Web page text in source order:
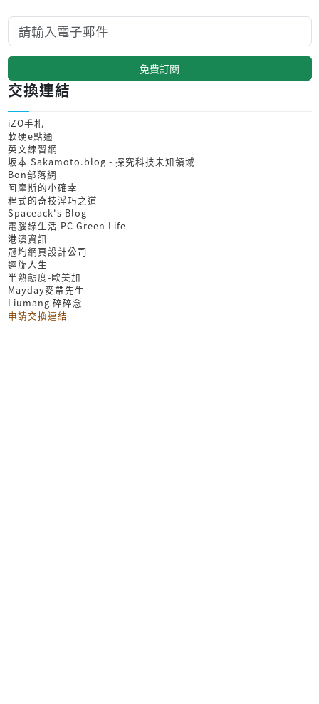
免費訂閱
交換連結
iZO手札
軟硬e點通
英文練習網
坂本 Sakamoto.blog - 探究科技未知領域
Bon部落網
阿摩斯的小確幸
程式的奇技淫巧之道
Spaceack's Blog
電腦綠生活 PC Green Life
港澳資訊
冠均網頁設計公司
迴旋人生
半熟態度-歐美加
Mayday麥帶先生
Liumang 碎碎念
申請交換連結